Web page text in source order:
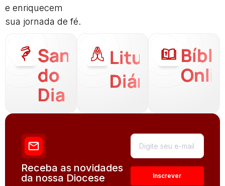
e enriquecem
sua jornada de fé.
Santo
do
Dia
Liturgia
Diária
Receba as novidades
da nossa Diocese